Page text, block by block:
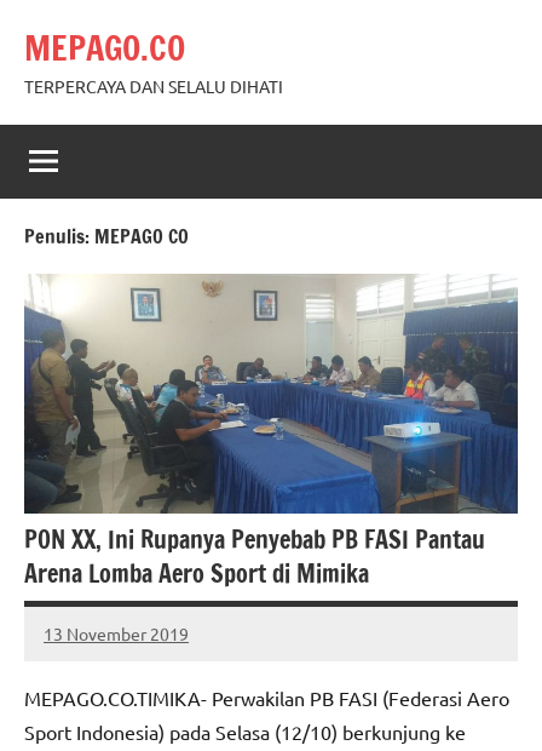
content
MEPAGO.CO
TERPERCAYA DAN SELALU DIHATI
Penulis: MEPAGO CO
PON XX, Ini Rupanya Penyebab PB FASI Pantau
Arena Lomba Aero Sport di Mimika
13 November 2019
MEPAGO
No
MEPAGO.CO.TIMIKA- Perwakilan PB FASI (Federasi Aero
Sport Indonesia) pada Selasa (12/10) berkunjung ke